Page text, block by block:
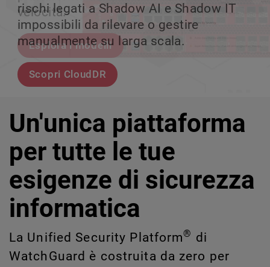
velocità.
Esplora i modelli
rischi legati a Shadow AI e Shadow IT
impossibili da rilevare o gestire
manualmente su larga scala.
Scopri CloudDR
tuo team può crescere senza perdere il
controllo.
Scopri Rai
scalabile.
Scopri WatchGuard EDR
Un'unica piattaforma
per tutte le tue
esigenze di sicurezza
informatica
La Unified Security Platform® di
WatchGuard è costruita da zero per